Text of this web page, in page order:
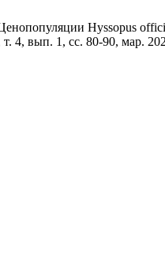
Hyssopus
т. 4, вып. 1, сс. 80-90, мар.